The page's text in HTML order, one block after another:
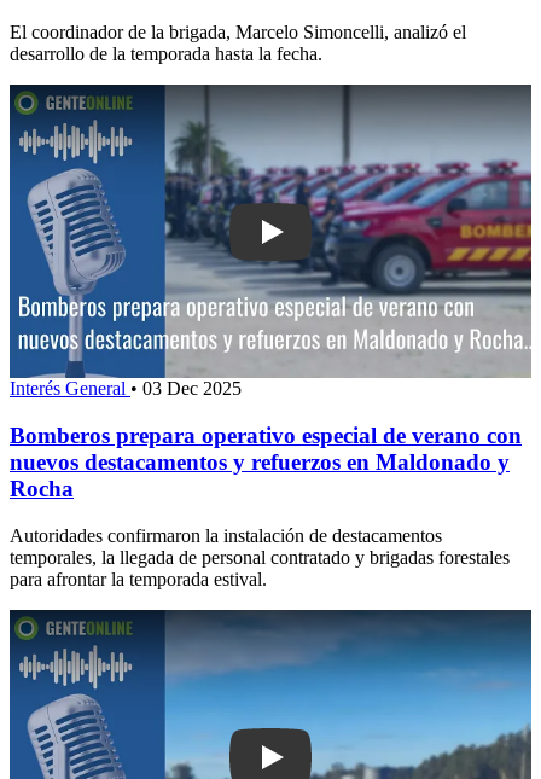
El coordinador de la brigada, Marcelo Simoncelli, analizó el
desarrollo de la temporada hasta la fecha.
Play: Bomberos prepara operativo
Interés General • 03 Dec 2025
Bomberos prepara operativo especial de verano con
nuevos destacamentos y refuerzos en Maldonado y
Rocha
Autoridades confirmaron la instalación de destacamentos
temporales, la llegada de personal contratado y brigadas forestales
para afrontar la temporada estival.
Play: Director de Vivienda calificó de